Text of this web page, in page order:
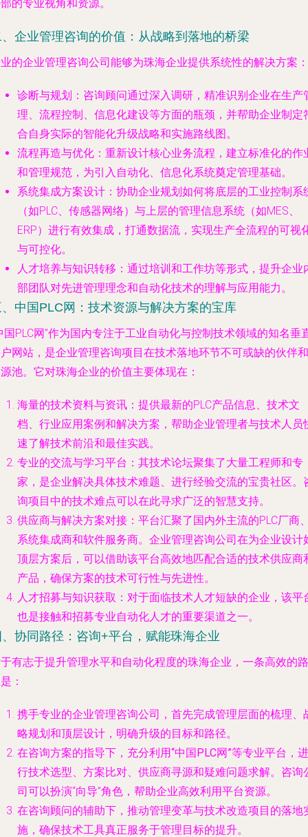
的专业视角和资源。
企业管理咨询的价值：从战略到落地的桥梁
的企业管理咨询公司能够为珠海企业提供系统性的解决方案：
诊断与规划 ：咨询顾问通过深入调研，精准识别企业在生产
理、流程控制、信息化建设等方面的瓶颈，并帮助企业制定
合自身实际的智能化升级战略和实施路线图。
流程再造与优化 ：重新设计核心业务流程，建立标准化的作
和管理规范，为引入自动化、信息化系统奠定管理基础。
系统集成方案设计 ：协助企业规划如何将底层的工业控制系
（如PLC、传感器网络）与上层的管理信息系统（如MES、
ERP）进行有效集成，打通数据流，实现生产全流程的可视
与可控化。
人才培养与知识转移 ：通过培训和工作坊等形式，提升企业
部团队对先进管理理念和自动化技术的理解与应用能力。
中国PLC网：技术资源与解决方案的宝库
国PLC网”作为国内专注于工业自动化与控制技术领域的知名垂
网站，是企业管理咨询项目在技术落地环节不可或缺的伙伴和
池。它对珠海企业的价值主要体现在：
海量的技术资料与资讯 ：提供最新的PLC产品信息、技术文
档、行业应用案例和解决方案，帮助企业管理者与技术人员
速了解技术前沿和最佳实践。
专业的交流与学习平台 ：其技术论坛聚集了大量工程师和专
家，是企业解决具体技术难题、进行经验交流的宝贵社区。
询项目中的技术难点可以在此寻求广泛的智慧支持。
供应商与解决方案对接 ：平台汇聚了国内外主流的PLC厂商
系统集成商和软件服务商。企业管理咨询公司在为企业设计
顶层方案后，可以借助该平台高效地匹配合适的技术供应商
产品，确保方案的技术可行性与先进性。
人才招募与知识获取 ：对于面临技术人才短缺的企业，该平
也是接触和招募专业自动化人才的重要渠道之一。
协同路径：咨询+平台，赋能珠海企业
有志于提升管理水平和自动化程度的珠海企业，一条高效的路
：
携手专业的企业管理咨询公司 ，首先完成管理层面的梳理、
略规划和顶层设计，明确升级的目标和路径。
在咨询方案的指导下，充分利用“中国PLC网”等专业平台 ，进
行技术选型、方案比对、供应商寻源和疑难问题求解。咨询
司可以扮演“向导”角色，帮助企业高效利用平台资源。
在咨询顾问的辅助下 ，推动管理变革与技术改造项目的落地
施，确保技术工具真正服务于管理目标的提升。